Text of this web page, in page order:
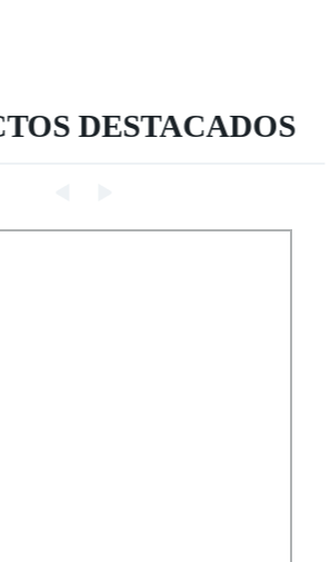
DESTACADOS